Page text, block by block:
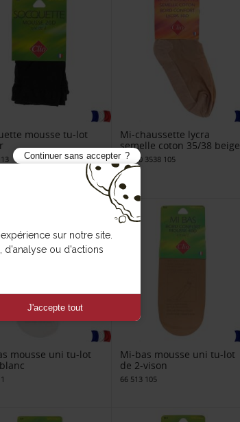
mousse tu-lot
Mi-chaussette lycra
semelle coton 35/38 beige
66 480 3538 105
mousse uni tu-lot
Mi-bas mousse uni tu-lot
de 2-vison
66 513 105
Continuer sans accepter
sur notre site.
d'analyse ou d'actions
J'accepte tout